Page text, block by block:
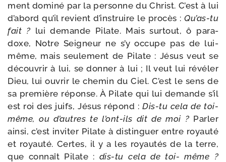
ment domi­né par la per­sonne du Christ. C’est à lui
d’abord qu’il revient d’instruire le pro­cès : Qu’as-​tu
fait ? lui demande Pilate. Mais sur­tout, ô para­
doxe, Notre Seigneur ne s’y occupe pas de lui-​
même, mais seule­ment de Pilate : Jésus veut se
décou­vrir à lui, se don­ner à lui ; Il veut lui révé­ler
Dieu, lui ouvrir le che­min du Ciel. C’est le sens de
sa pre­mière réponse. À Pilate qui lui demande s’il
est roi des juifs, Jésus répond :Dis-​tu cela de toi-​
même, ou d’autres te l’ont-​ils dit de moi ? Parler
ain­si, c’est invi­ter Pilate à dis­tin­guer entre royau­té
et royau­té. Certes, il y a les royau­tés de la terre,
que connaît Pilate : dis-​tu cela de toi- même ?